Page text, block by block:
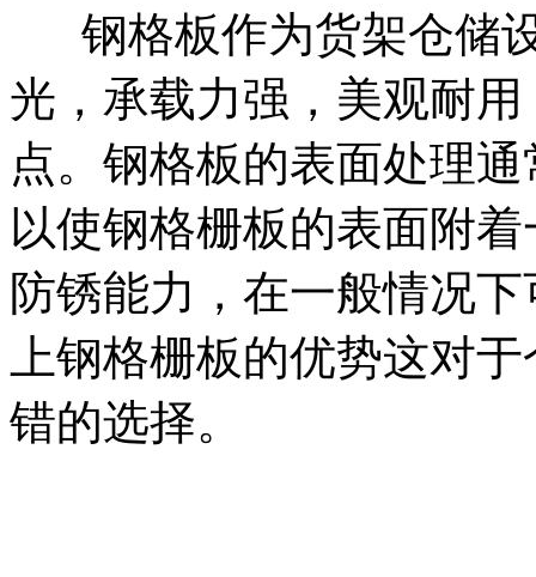
钢格板作为货架仓储
光，承载力强，美观耐
点。钢格板的表面处理
以使钢格栅板的表面附
防锈能力，在一般情况
上钢格栅板的优势这对
错的选择。